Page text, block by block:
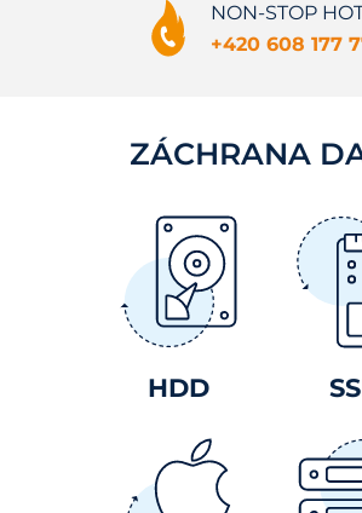
NON-STOP
+420 608 177
ZÁCHRANA
HDD